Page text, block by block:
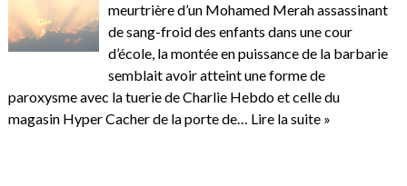
meurtrière d’un Mohamed Merah assassinant
de sang-froid des enfants dans une cour
d’école, la montée en puissance de la barbarie
semblait avoir atteint une forme de
paroxysme avec la tuerie de Charlie Hebdo et celle du
magasin Hyper Cacher de la porte de… Lire la suite »